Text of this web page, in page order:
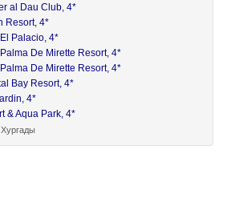
al Dau Club, 4*
Resort, 4*
Palacio, 4*
De Mirette Resort, 4*
De Mirette Resort, 4*
Bay Resort, 4*
4*
& Aqua Park, 4*